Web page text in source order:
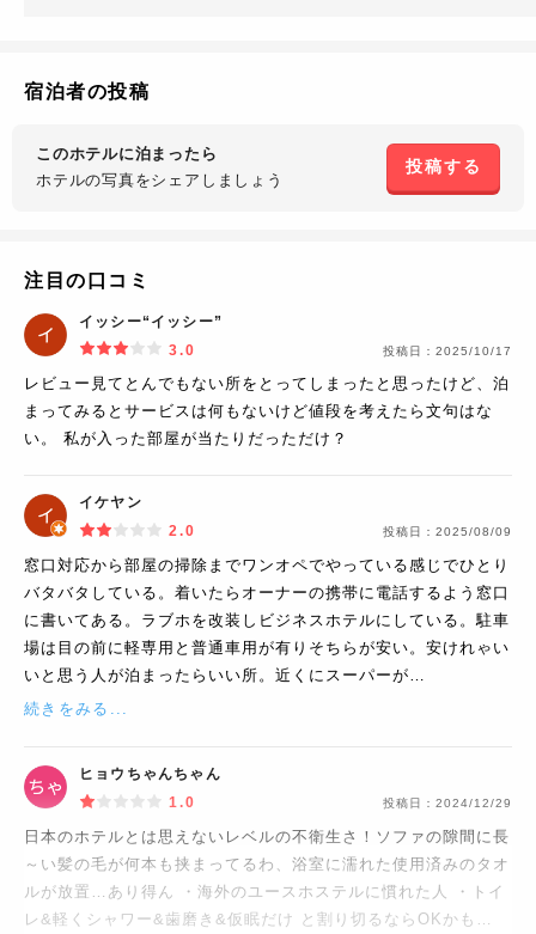
宿泊者の投稿
このホテルに泊まったら
ホテルの写真をシェアしましょう
投稿する
注目の口コミ
イッシー“イッシー”
3.0
投稿日： 2025/10/17
レビュー見てとんでもない所をとってしまったと思ったけど、泊
まってみるとサービスは何もないけど値段を考えたら文句はな
い。 私が入った部屋が当たりだっただけ？
イケヤン
2.0
投稿日： 2025/08/09
窓口対応から部屋の掃除までワンオペでやっている感じでひとり
バタバタしている。着いたらオーナーの携帯に電話するよう窓口
に書いてある。ラブホを改装しビジネスホテルにしている。駐車
場は目の前に軽専用と普通車用が有りそちらが安い。安けれゃい
いと思う人が泊まったらいい所。近くにスーパーが…
続きをみる...
ヒョウちゃんちゃん
1.0
投稿日： 2024/12/29
日本のホテルとは思えないレベルの不衛生さ！ソファの隙間に長
～い髪の毛が何本も挟まってるわ、浴室に濡れた使用済みのタオ
ルが放置…あり得ん ・海外のユースホステルに慣れた人 ・トイ
レ&軽くシャワー&歯磨き&仮眠だけ と割り切るならOKかも…